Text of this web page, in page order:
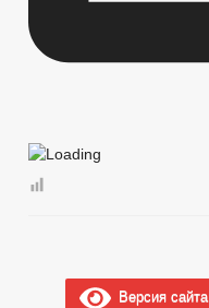
Версия